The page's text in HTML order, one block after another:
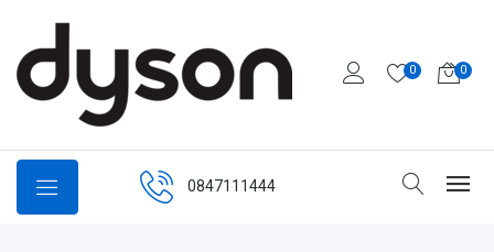
0 0
0847111444